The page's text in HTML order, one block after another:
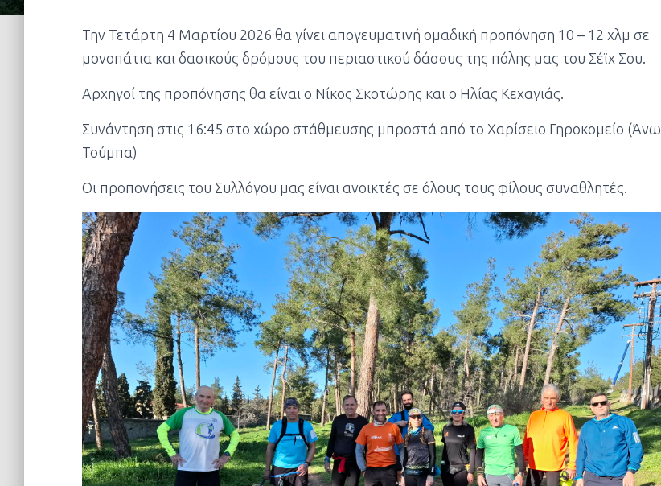
Την Τετάρτη 4 Μαρτίου 2026 θα γίνει απογευματινή ομαδική προπόνηση 10 – 12 χλμ σε
μονοπάτια και δασικούς δρόμους του περιαστικού δάσους της πόλης μας του Σέϊχ Σου.
Αρχηγοί της προπόνησης θα είναι ο Νίκος Σκοτώρης και ο Ηλίας Κεχαγιάς.
Συνάντηση στις 16:45 στο χώρο στάθμευσης μπροστά από το Χαρίσειο Γηροκομείο (Άνω
Τούμπα)
Οι προπονήσεις του Συλλόγου μας είναι ανοικτές σε όλους τους φίλους συναθλητές.